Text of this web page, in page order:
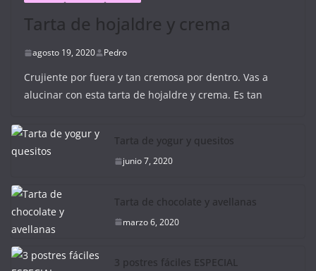
Tarta de hojaldre y crema
agosto 19, 2020 Pedro
Crujiente por fuera y tan cremosa por dentro. Vas a
alucinar con esta tarta de hojaldre y crema. Es tan
Tarta de yogur y quesitos
junio 7, 2020
Tarta de chocolate y avellanas
marzo 6, 2020
3 postres fáciles ESPECIAL